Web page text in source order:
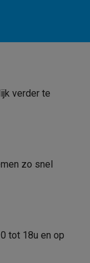
Solden
Welke
verder te
zo snel
tot 18u en op